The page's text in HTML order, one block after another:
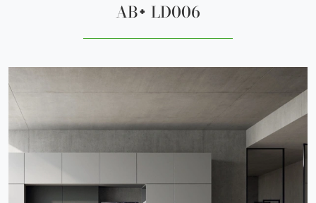
AB+ LD006